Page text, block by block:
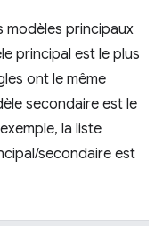
modèles principaux
principal est le plus
ont le même
secondaire est le
la liste
secondaire est